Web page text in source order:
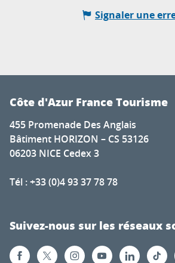
Signaler une
Côte d'Azur France Tourisme
455 Promenade Des Anglais
Bâtiment HORIZON – CS 53126
06203 NICE Cedex 3
Tél : +33 (0)4 93 37 78 78
Suivez-nous sur les réseaux